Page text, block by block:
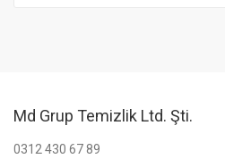
Md Grup Temizlik Ltd. Şti.
0312 430 67 89